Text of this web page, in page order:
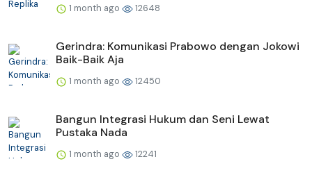
1 month ago 12648
Gerindra: Komunikasi Prabowo dengan Jokowi
Baik-Baik Aja
1 month ago 12450
Bangun Integrasi Hukum dan Seni Lewat
Pustaka Nada
1 month ago 12241